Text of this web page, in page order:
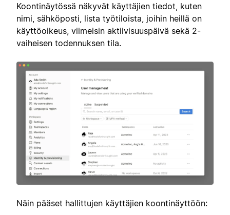
Koontinäytössä näkyvät käyttäjien tiedot, kuten
nimi, sähköposti, lista työtiloista, joihin heillä on
käyttöoikeus, viimeisin aktiivisuuspäivä sekä 2-
vaiheisen todennuksen tila.
Näin pääset hallittujen käyttäjien koontinäyttöön: